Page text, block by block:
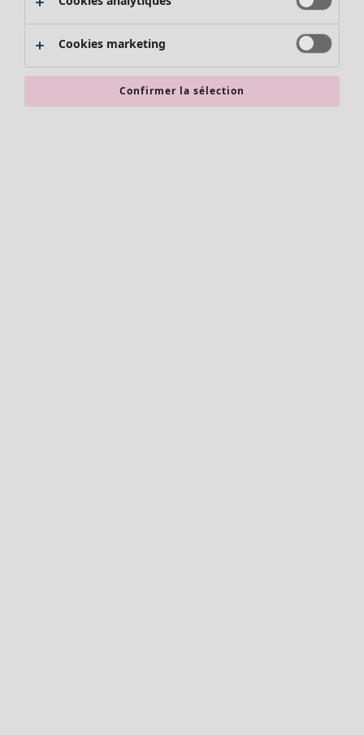
Promos SOLDES
Les promos de Gudrun Sjödén
Nouvel arrivage
Bonnes affaires en soldes - jusqu'à -70
Cookies marketing
Confirmer la sélection